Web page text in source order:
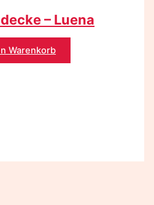
– Luena
Warenkorb